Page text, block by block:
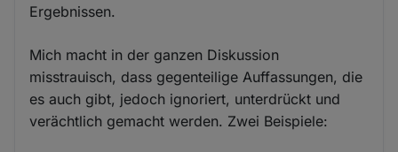
Ergebnissen.
Mich macht in der ganzen Diskussion
misstrauisch, dass gegenteilige Auffassungen, die
es auch gibt, jedoch ignoriert, unterdrückt und
verächtlich gemacht werden. Zwei Beispiele: